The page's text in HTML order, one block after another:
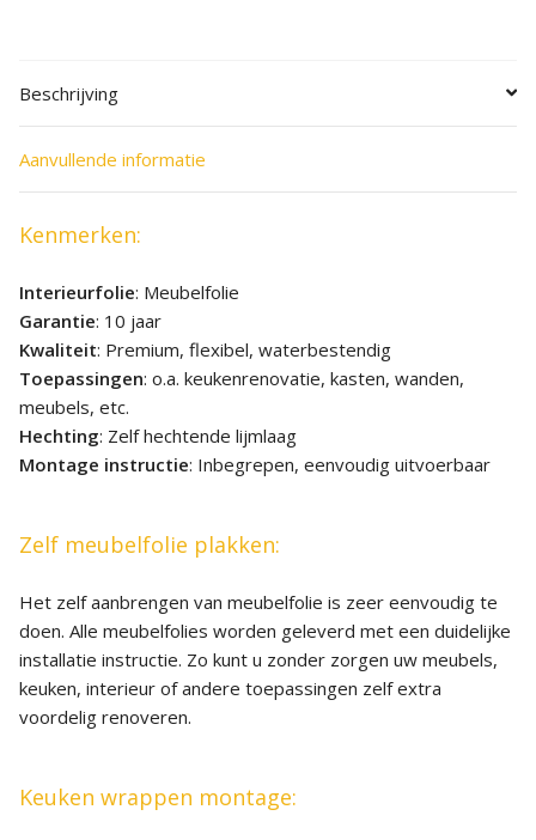
Beschrijving
Aanvullende informatie
Kenmerken:
Interieurfolie: Meubelfolie
Garantie: 10 jaar
Kwaliteit: Premium, flexibel, waterbestendig
Toepassingen: o.a. keukenrenovatie, kasten, wanden,
meubels, etc.
Hechting: Zelf hechtende lijmlaag
Montage instructie: Inbegrepen, eenvoudig uitvoerbaar
Zelf meubelfolie plakken:
Het zelf aanbrengen van meubelfolie is zeer eenvoudig te
doen. Alle meubelfolies worden geleverd met een duidelijke
installatie instructie. Zo kunt u zonder zorgen uw meubels,
keuken, interieur of andere toepassingen zelf extra
voordelig renoveren.
Keuken wrappen montage: